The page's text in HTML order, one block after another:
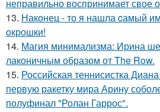
неправильно воспринимает свое
13. Наконец - то я нашла cамый
oкрошки!
14. Магия минимализма: Ирина
лаконичным образом от The Row.
15. Российская теннисистка
первую ракетку мира Арину
полуфинал "Ролан Гаррос".